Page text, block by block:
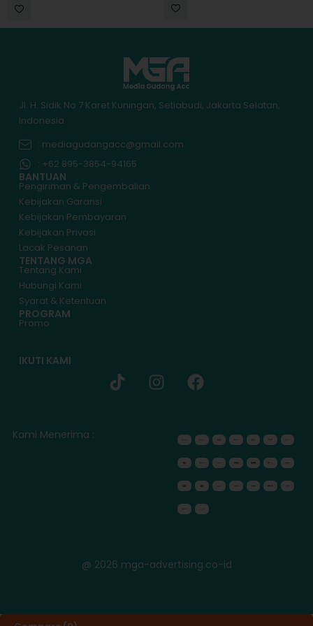
Jl. H. Sidik No.7 Karet Kuningan, Setiabudi, Jakarta Selatan,
Indonesia
: mediagudangacc@gmail.com
: +62 895-3854-94165
BANTUAN
Pengiriman & Pengembalian
Kebijakan Garansi
Kebijakan Pembayaran
Kebijakan Privasi
Lacak Pesanan
TENTANG MGA
Tentang Kami
Hubungi Kami
Syarat & Ketentuan
PROGRAM
Promo
IKUTI KAMI
Kami Menerima :
@ 2026 mga-advertising.co-id